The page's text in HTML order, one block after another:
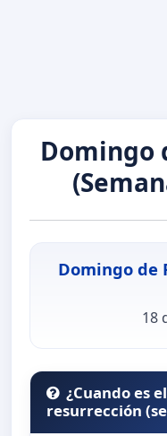
Domingo
Domingo de
18
¿Cuando es
resurrección